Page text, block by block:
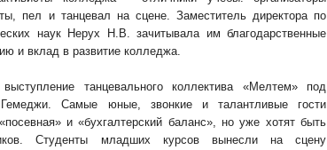
пел и танцевал на сцене. Заместитель директора по
наук Нерух Н.В. зачитывала им благодарственные
и вклад в развитие колледжа.
танцевального коллектива «Мелтем» под
Самые юные, звонкие и талантливые гости
и «бухгалтерский баланс», но уже хотят быть
Студенты младших курсов вынесли на сцену